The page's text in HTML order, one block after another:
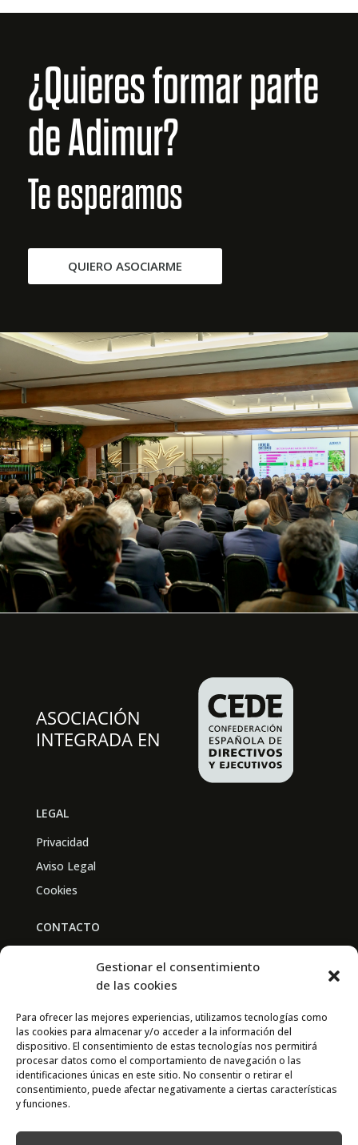
Gestionar el consentimiento
de las cookies
Para ofrecer las mejores experiencias, utilizamos tecnologías como
las cookies para almacenar y/o acceder a la información del
dispositivo. El consentimiento de estas tecnologías nos permitirá
procesar datos como el comportamiento de navegación o las
identificaciones únicas en este sitio. No consentir o retirar el
consentimiento, puede afectar negativamente a ciertas características
y funciones.
¿Quieres formar parte
de Adimur?
Te esperamos
QUIERO ASOCIARME
LEGAL
Privacidad
Aviso Legal
Cookies
CONTACTO
Av. Real Academia de Medicina
CONTACTO
667 841 238
info@adimur.es